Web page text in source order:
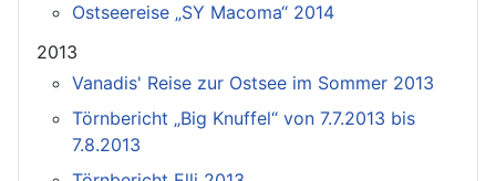
Ostseereise „SY Macoma“ 2014
2013
Vanadis' Reise zur Ostsee im Sommer 2013
Törnbericht „Big Knuffel“ von 7.7.2013 bis
7.8.2013